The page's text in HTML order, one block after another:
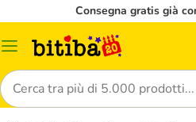
Consegna gratis già
Overview
Cerca